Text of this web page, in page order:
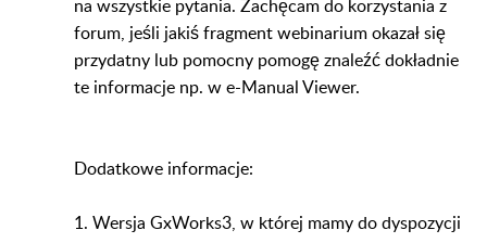
na wszystkie pytania. Zachęcam do korzystania z
forum, jeśli jakiś fragment webinarium okazał się
przydatny lub pomocny pomogę znaleźć dokładnie
te informacje np. w e-Manual Viewer.
Dodatkowe informacje:
1. Wersja GxWorks3, w której mamy do dyspozycji